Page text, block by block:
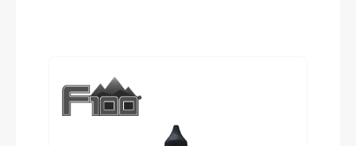
KTM 28" adjust